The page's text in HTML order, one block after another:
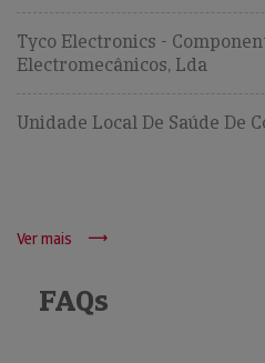
Tyco Electronics -
Electromecânicos, Lda
Unidade Local De Saúde De
Ver mais
FAQs